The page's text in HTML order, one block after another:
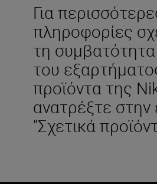
Για
πληροφορίες
τη
του
προϊόντα της
ανατρέξτε στην
"Σχετικά